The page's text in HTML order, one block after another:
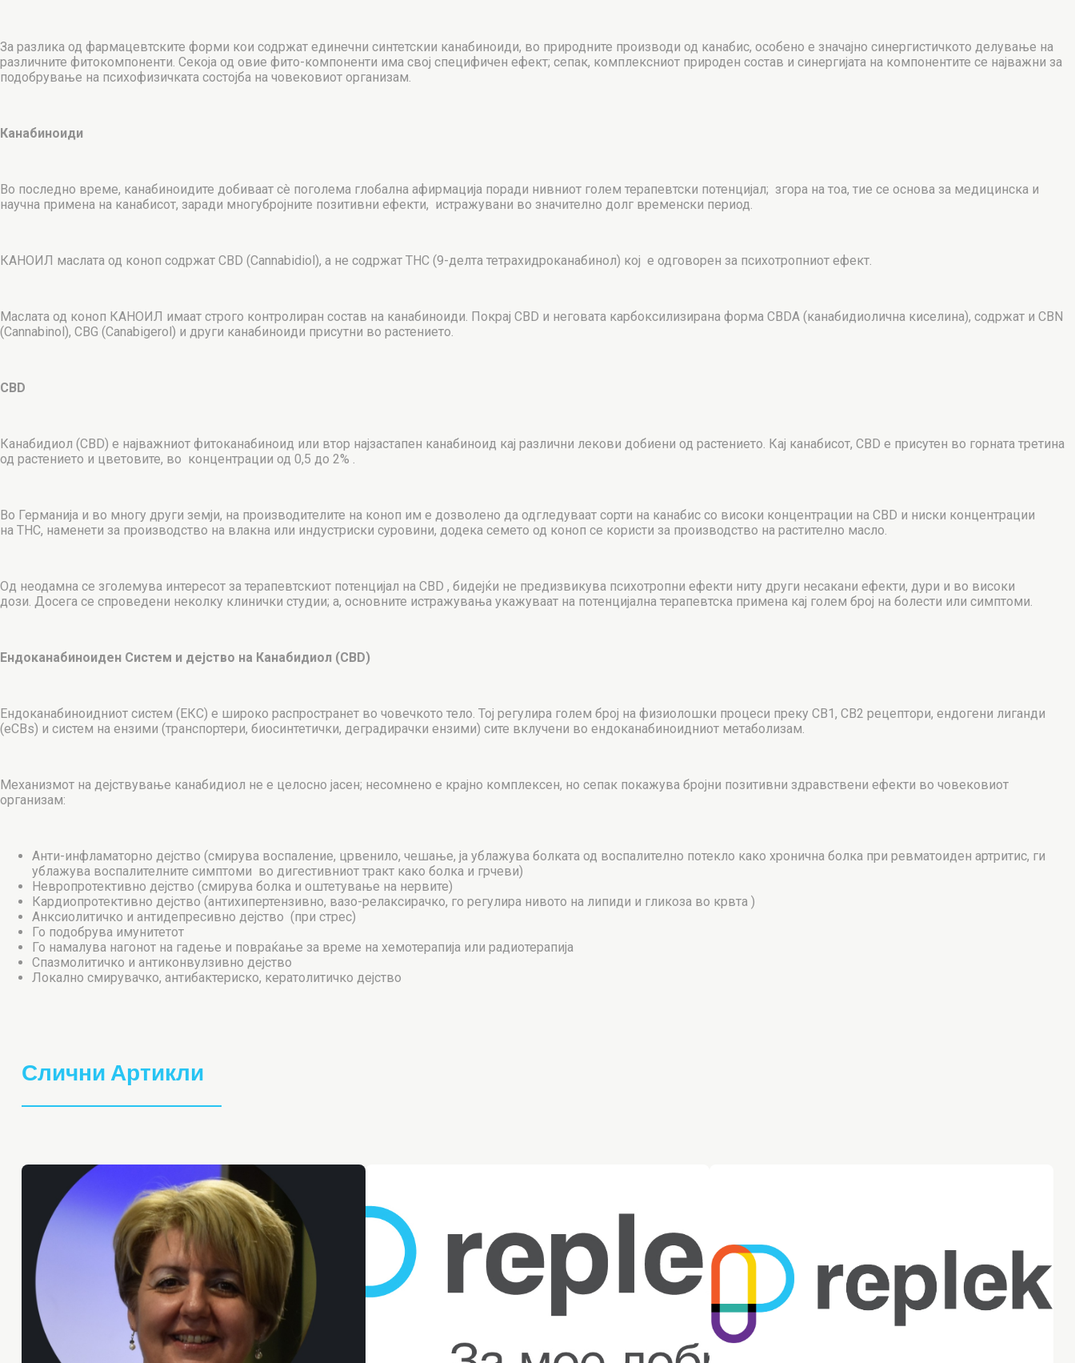
За разлика од фармацевтските форми кои содржат единечни синтетскии канабиноиди, во природните производи од канабис, особено е значајно синергистичкото делување на
различните фитокомпоненти. Секоја од овие фито-компоненти има свој специфичен ефект; сепак, комплексниот природен состав и синергијата на компонентите се најважни за
подобрување на психофизичката состојба на човековиот организам.
Канабиноиди
Во последно време, канабиноидите добиваат сè поголема глобална афирмација поради нивниот голем терапевтски потенцијал; згора на тоа, тие се основа за медицинска и
научна примена на канабисот, заради многубројните позитивни ефекти, истражувани во значително долг временски период.
КАНОИЛ маслата од коноп содржат CBD (Cannabidiol), а не содржат THC (9-делта тетрахидроканабинол) кој е одговорен за психотропниот ефект.
Маслата од коноп КАНОИЛ имаат строго контролиран состав на канабиноиди. Покрај CBD и неговата карбоксилизирана форма CBDA (канабидиолична киселина), содржат и CBN
(Cannabinol), CBG (Canabigerol) и други канабиноиди присутни во растението.
CBD
Канабидиол (CBD) е најважниот фитоканабиноид или втор најзастапен канабиноид кај различни лекови добиени од растението. Кај канабисот, CBD е присутен во горната третина
од растението и цветовите, во концентрации од 0,5 до 2% .
Во Германија и во многу други земји, на производителите на коноп им е дозволено да одгледуваат сорти на канабис со високи концентрации на CBD и ниски концентрации
на THC, наменети за производство на влакна или индустриски суровини, додека семето од коноп се користи за производство на растително масло.
Од неодамна се зголемува интересот за терапевтскиот потенцијал на CBD , бидејќи не предизвикува психотропни ефекти ниту други несакани ефекти, дури и во високи
дози. Досега се спроведени неколку клинички студии; а, основните истражувања укажуваат на потенцијална терапевтска примена кај голем број на болести или симптоми.
Ендоканабиноиден Систем и дејство на Канабидиол (CBD)
Ендоканабиноидниот систем (ЕКС) е широко распространет во човечкото тело. Тој регулира голем број на физиолошки процеси преку CB1, CB2 рецептори, ендогени лиганди
(eCBs) и систем на ензими (транспортери, биосинтетички, деградирачки ензими) сите вклучени во ендоканабиноидниот метаболизам.
Механизмот на дејствување канабидиол не е целосно јасен; несомнено е крајно комплексен, но сепак покажува бројни позитивни здравствени ефекти во човековиот
организам:
Анти-инфламаторно дејство (смирува воспаление, црвенило, чешање, ја ублажува болката од воспалително потекло како хронична болка при ревматоиден артритис, ги
ублажува воспалителните симптоми во дигестивниот тракт како болка и грчеви)
Невропротективно дејство (смирува болка и оштетување на нервите)
Кардиопротективно дејство (антихипертензивно, вазо-релаксирачко, го регулира нивото на липиди и гликоза во крвта )
Анксиолитичко и антидепресивно дејство (при стрес)
Го подобрува имунитетот
Го намалува нагонот на гадење и повраќање за време на хемотерапија или радиотерапија
Спазмолитичко и антиконвулзивно дејство
Локално смирувачко, антибактериско, кератолитичко дејство
Слични Артикли